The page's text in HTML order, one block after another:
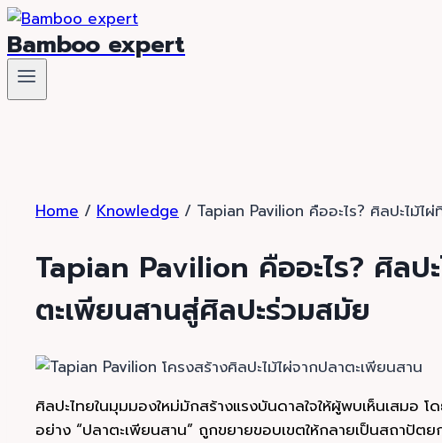
Skip
to
content
Bamboo expert
Home / Knowledge / Tapian Pavilion คืออะไร? ศิลปะไม้
Tapian Pavilion คืออะไร? ศิลป
ตะเพียนสานสู่ศิลปะร่วมสมัย
ศิลปะไทยในมุมมองใหม่มักสร้างแรงบันดาลใจให้ผู้พบเห็นเสมอ
อย่าง “ปลาตะเพียนสาน” ถูกขยายขอบเขตให้กลายเป็นสถาปัต